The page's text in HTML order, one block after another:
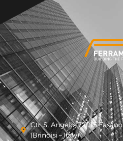
Ctr. S. Angelo, 72015 Fasano
(Brindisi – Italy)